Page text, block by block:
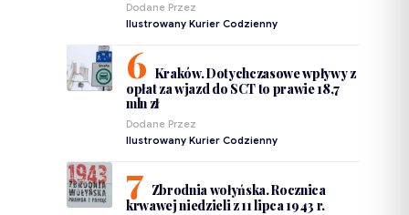
Dodane Przez
Ilustrowany Kurier Codzienny
Kraków. Dotychczasowe wpływy z
opłat za wjazd do SCT to prawie 18,7
mln zł
Dodane Przez
Ilustrowany Kurier Codzienny
Zbrodnia wołyńska. Rocznica
krwawej niedzieli z 11 lipca 1943 r.